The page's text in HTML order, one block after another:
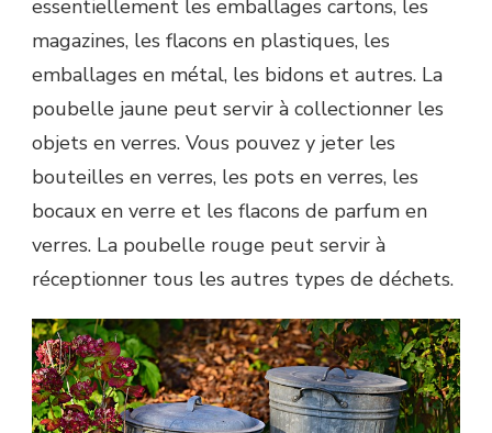
essentiellement les emballages cartons, les
magazines, les flacons en plastiques, les
emballages en métal, les bidons et autres. La
poubelle jaune peut servir à collectionner les
objets en verres. Vous pouvez y jeter les
bouteilles en verres, les pots en verres, les
bocaux en verre et les flacons de parfum en
verres. La poubelle rouge peut servir à
réceptionner tous les autres types de déchets.